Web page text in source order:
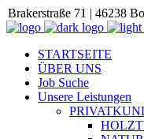
Brakerstraße 71 | 46238
STARTSEITE
ÜBER UNS
Job Suche
Unsere Leistungen